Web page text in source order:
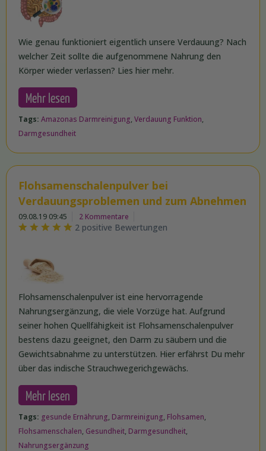
Wie genau funktioniert eigentlich unsere Verdauung? Nach
welcher Zeit sollte die aufgenommene Nahrung den
Körper wieder verlassen? Lies hier mehr.
Mehr lesen
Tags: Amazonas Darmreinigung, Verdauung Funktion,
Darmgesundheit
Flohsamenschalenpulver bei
Verdauungsproblemen und zum Abnehmen
09.08.19 09:45 2 Kommentare
2 positive Bewertungen
Flohsamenschalenpulver ist eine hervorragende
Nahrungsergänzung, die viele Vorzüge hat. Aufgrund
seiner hohen Quellfähigkeit ist Flohsamenschalenpulver
bestens dazu geeignet, den Darm zu säubern und die
Gewichtsabnahme zu unterstützen. Hier erfährst Du mehr
über das indische Strauchwegerichgewächs.
Mehr lesen
Tags: gesunde Ernährung, Darmreinigung, Flohsamen,
Flohsamenschalen, Gesundheit, Darmgesundheit,
Nahrungsergänzung